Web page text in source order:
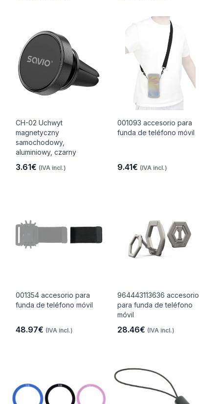
CH-02 Uchwyt
magnetyczny
samochodowy,
aluminiowy, czarny
3.61€ (IVA incl.)
001093 accesorio para
funda de teléfono móvil
9.41€ (IVA incl.)
001354 accesorio para
funda de teléfono móvil
48.97€ (IVA incl.)
964443113636 accesorio
para funda de teléfono
móvil
28.46€ (IVA incl.)